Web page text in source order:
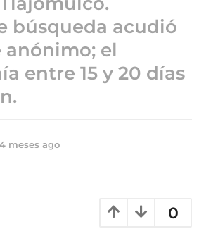
búsqueda acudió
el
entre 15 y 20 días
4 meses ago
0